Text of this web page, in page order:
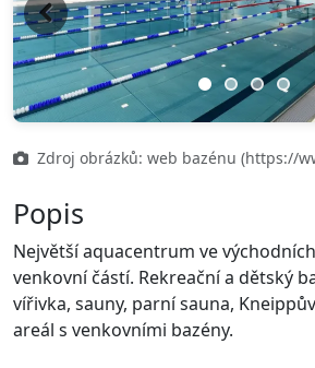
Previous
Zdroj obrázků: web bazénu (https://
Popis
Největší aquacentrum ve
venkovní částí. Rekreační a dětský
vířivka, sauny, parní sauna,
areál s venkovními bazény.